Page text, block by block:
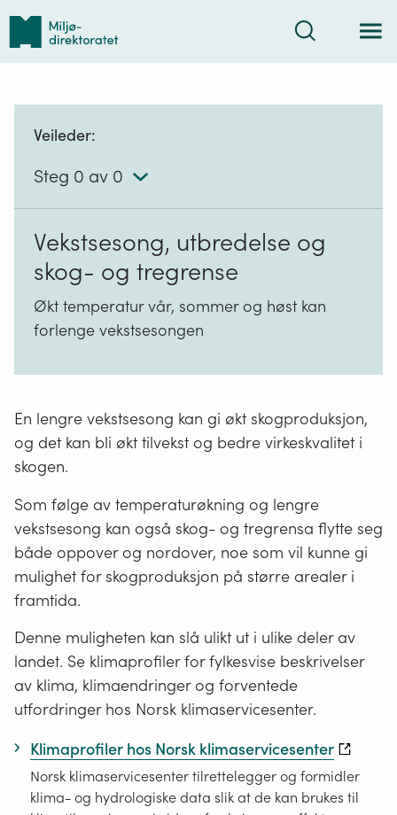
Tilbake
forsiden
Søk
Veileder:
Steg 0 av 0
Vekstsesong, utbredelse og
skog- og tregrense
Økt temperatur vår, sommer og høst kan
forlenge vekstsesongen
En lengre vekstsesong kan gi økt skogproduksjon,
og det kan bli økt tilvekst og bedre virkeskvalitet i
skogen.
Som følge av temperaturøkning og lengre
vekstsesong kan også skog- og tregrensa flytte seg
både oppover og nordover, noe som vil kunne gi
mulighet for skogproduksjon på større arealer i
framtida.
Denne muligheten kan slå ulikt ut i ulike deler av
landet. Se klimaprofiler for fylkesvise beskrivelser
av klima, klimaendringer og forventede
utfordringer hos Norsk klimaservicesenter.
Klimaprofiler hos Norsk klimaservicesenter
Norsk klimaservicesenter tilrettelegger og formidler
klima- og hydrologiske data slik at de kan brukes til